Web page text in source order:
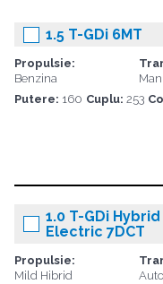
1.5 T-GDi 6MT
Propulsie:
Benzina
Putere: 160 Cuplu: 253
1.0 T-GDi Hybrid
Electric 7DCT
Propulsie:
Mild Hibrid